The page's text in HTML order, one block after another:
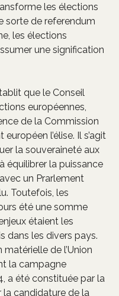
les élections
sorte de referendum
les élections
une signification
que le Conseil
européennes,
de la Commission
l’élise. Il s’agit
la souveraineté aux
équilibrer la puissance
un Prarlement
Toutefois, les
été une somme
étaient les
dans les divers pays.
de l’Union
la campagne
a été constituée par la
candidature de la